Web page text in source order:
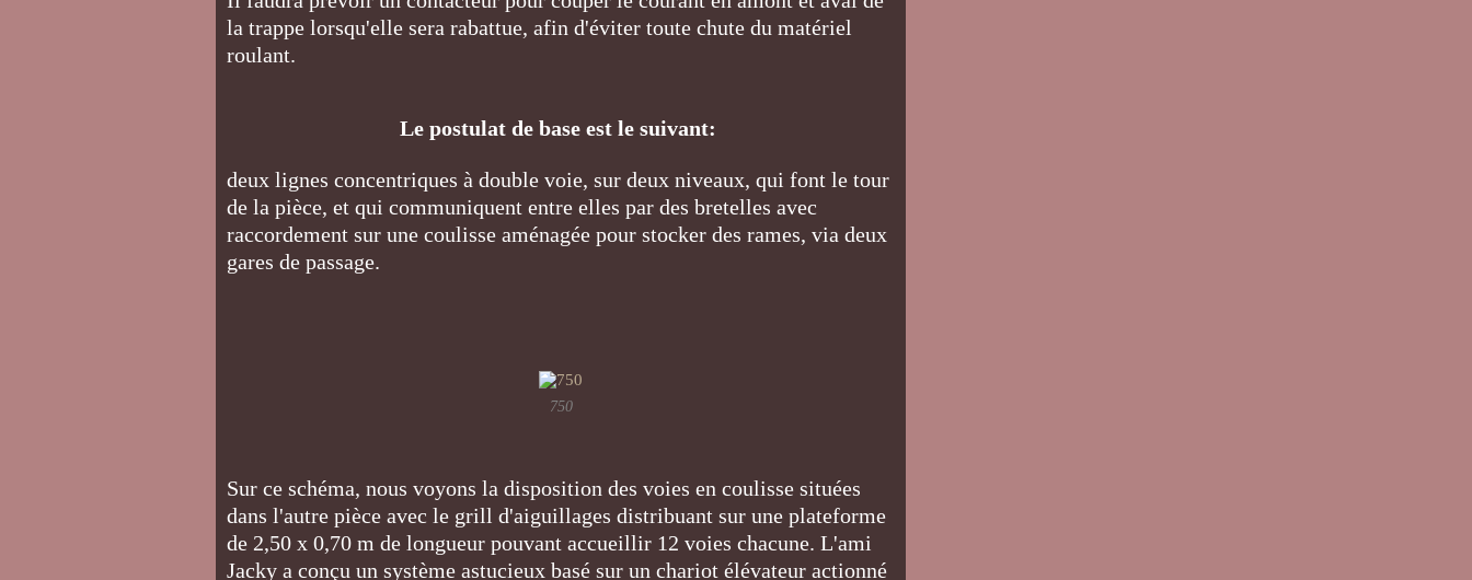
la trappe lorsqu'elle sera rabattue, afin d'éviter toute chute du matériel
roulant.
Le postulat de base est le suivant:
deux lignes concentriques à double voie, sur deux niveaux, qui font le tour
de la pièce, et qui communiquent entre elles par des bretelles avec
raccordement sur une coulisse aménagée pour stocker des rames, via deux
gares de passage.
750
Sur ce schéma, nous voyons la disposition des voies en coulisse situées
dans l'autre pièce avec le grill d'aiguillages distribuant sur une plateforme
de 2,50 x 0,70 m de longueur pouvant accueillir 12 voies chacune. L'ami
Jacky a conçu un système astucieux basé sur un chariot élévateur actionné